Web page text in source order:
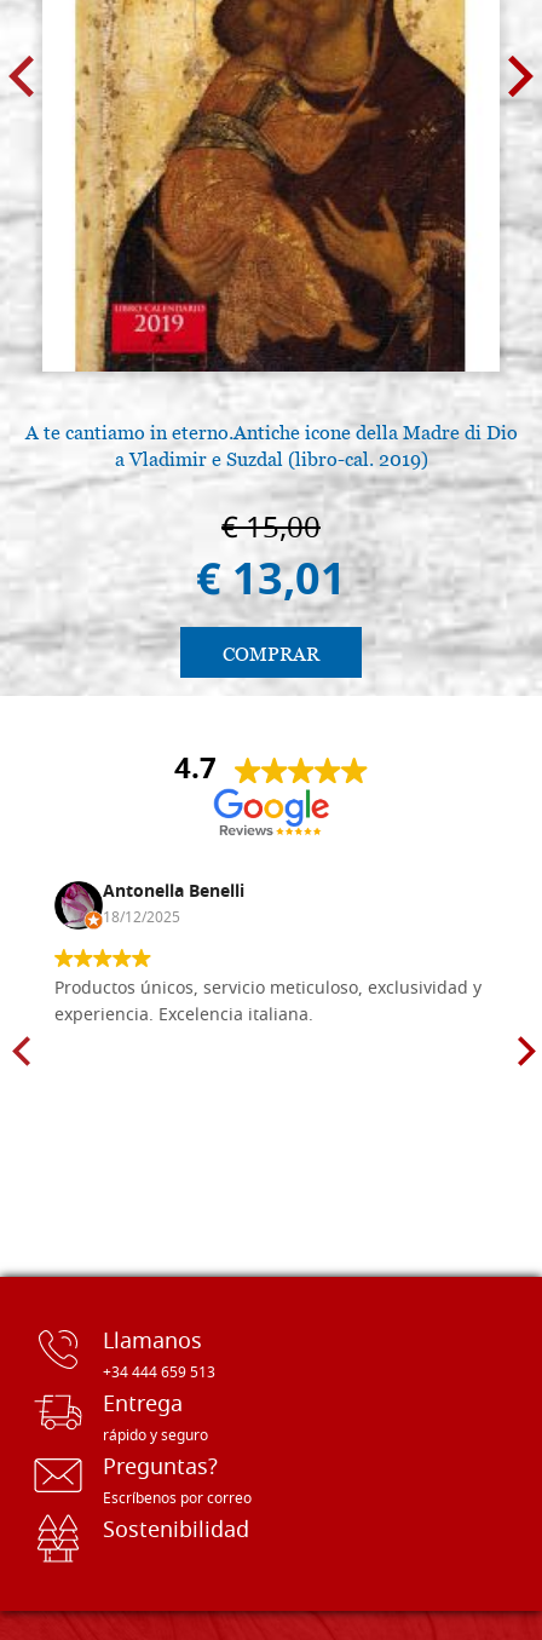
A te cantiamo in eterno.Antiche icone della Madre di Dio
a Vladimir e Suzdal (libro-cal. 2019)
€ 15,00
€ 13,01
COMPRAR
4.7
Antonella Benelli
18/12/2025
Productos únicos, servicio meticuloso, exclusividad y
experiencia. Excelencia italiana.
Llamanos
+34 444 659 513
Entrega
rápido y seguro
Preguntas?
Escríbenos por correo
Sostenibilidad